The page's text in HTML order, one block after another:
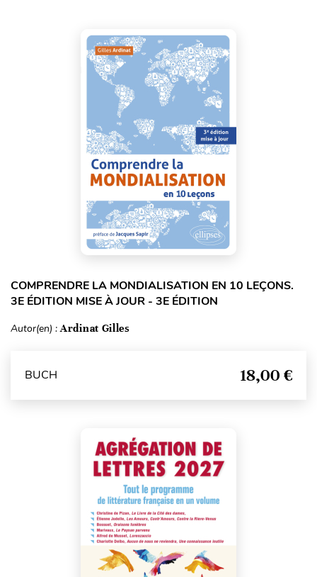
COMPRENDRE LA MONDIALISATION EN 10 LEÇONS.
3E ÉDITION MISE À JOUR - 3E ÉDITION
Autor(en) :Ardinat Gilles
BUCH 18,00 €